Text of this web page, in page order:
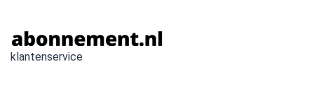
klantenservice